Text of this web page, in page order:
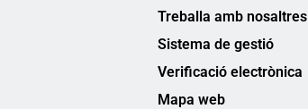
Treballa amb nosaltres
Sistema de gestió
Verificació electrònica
Mapa web